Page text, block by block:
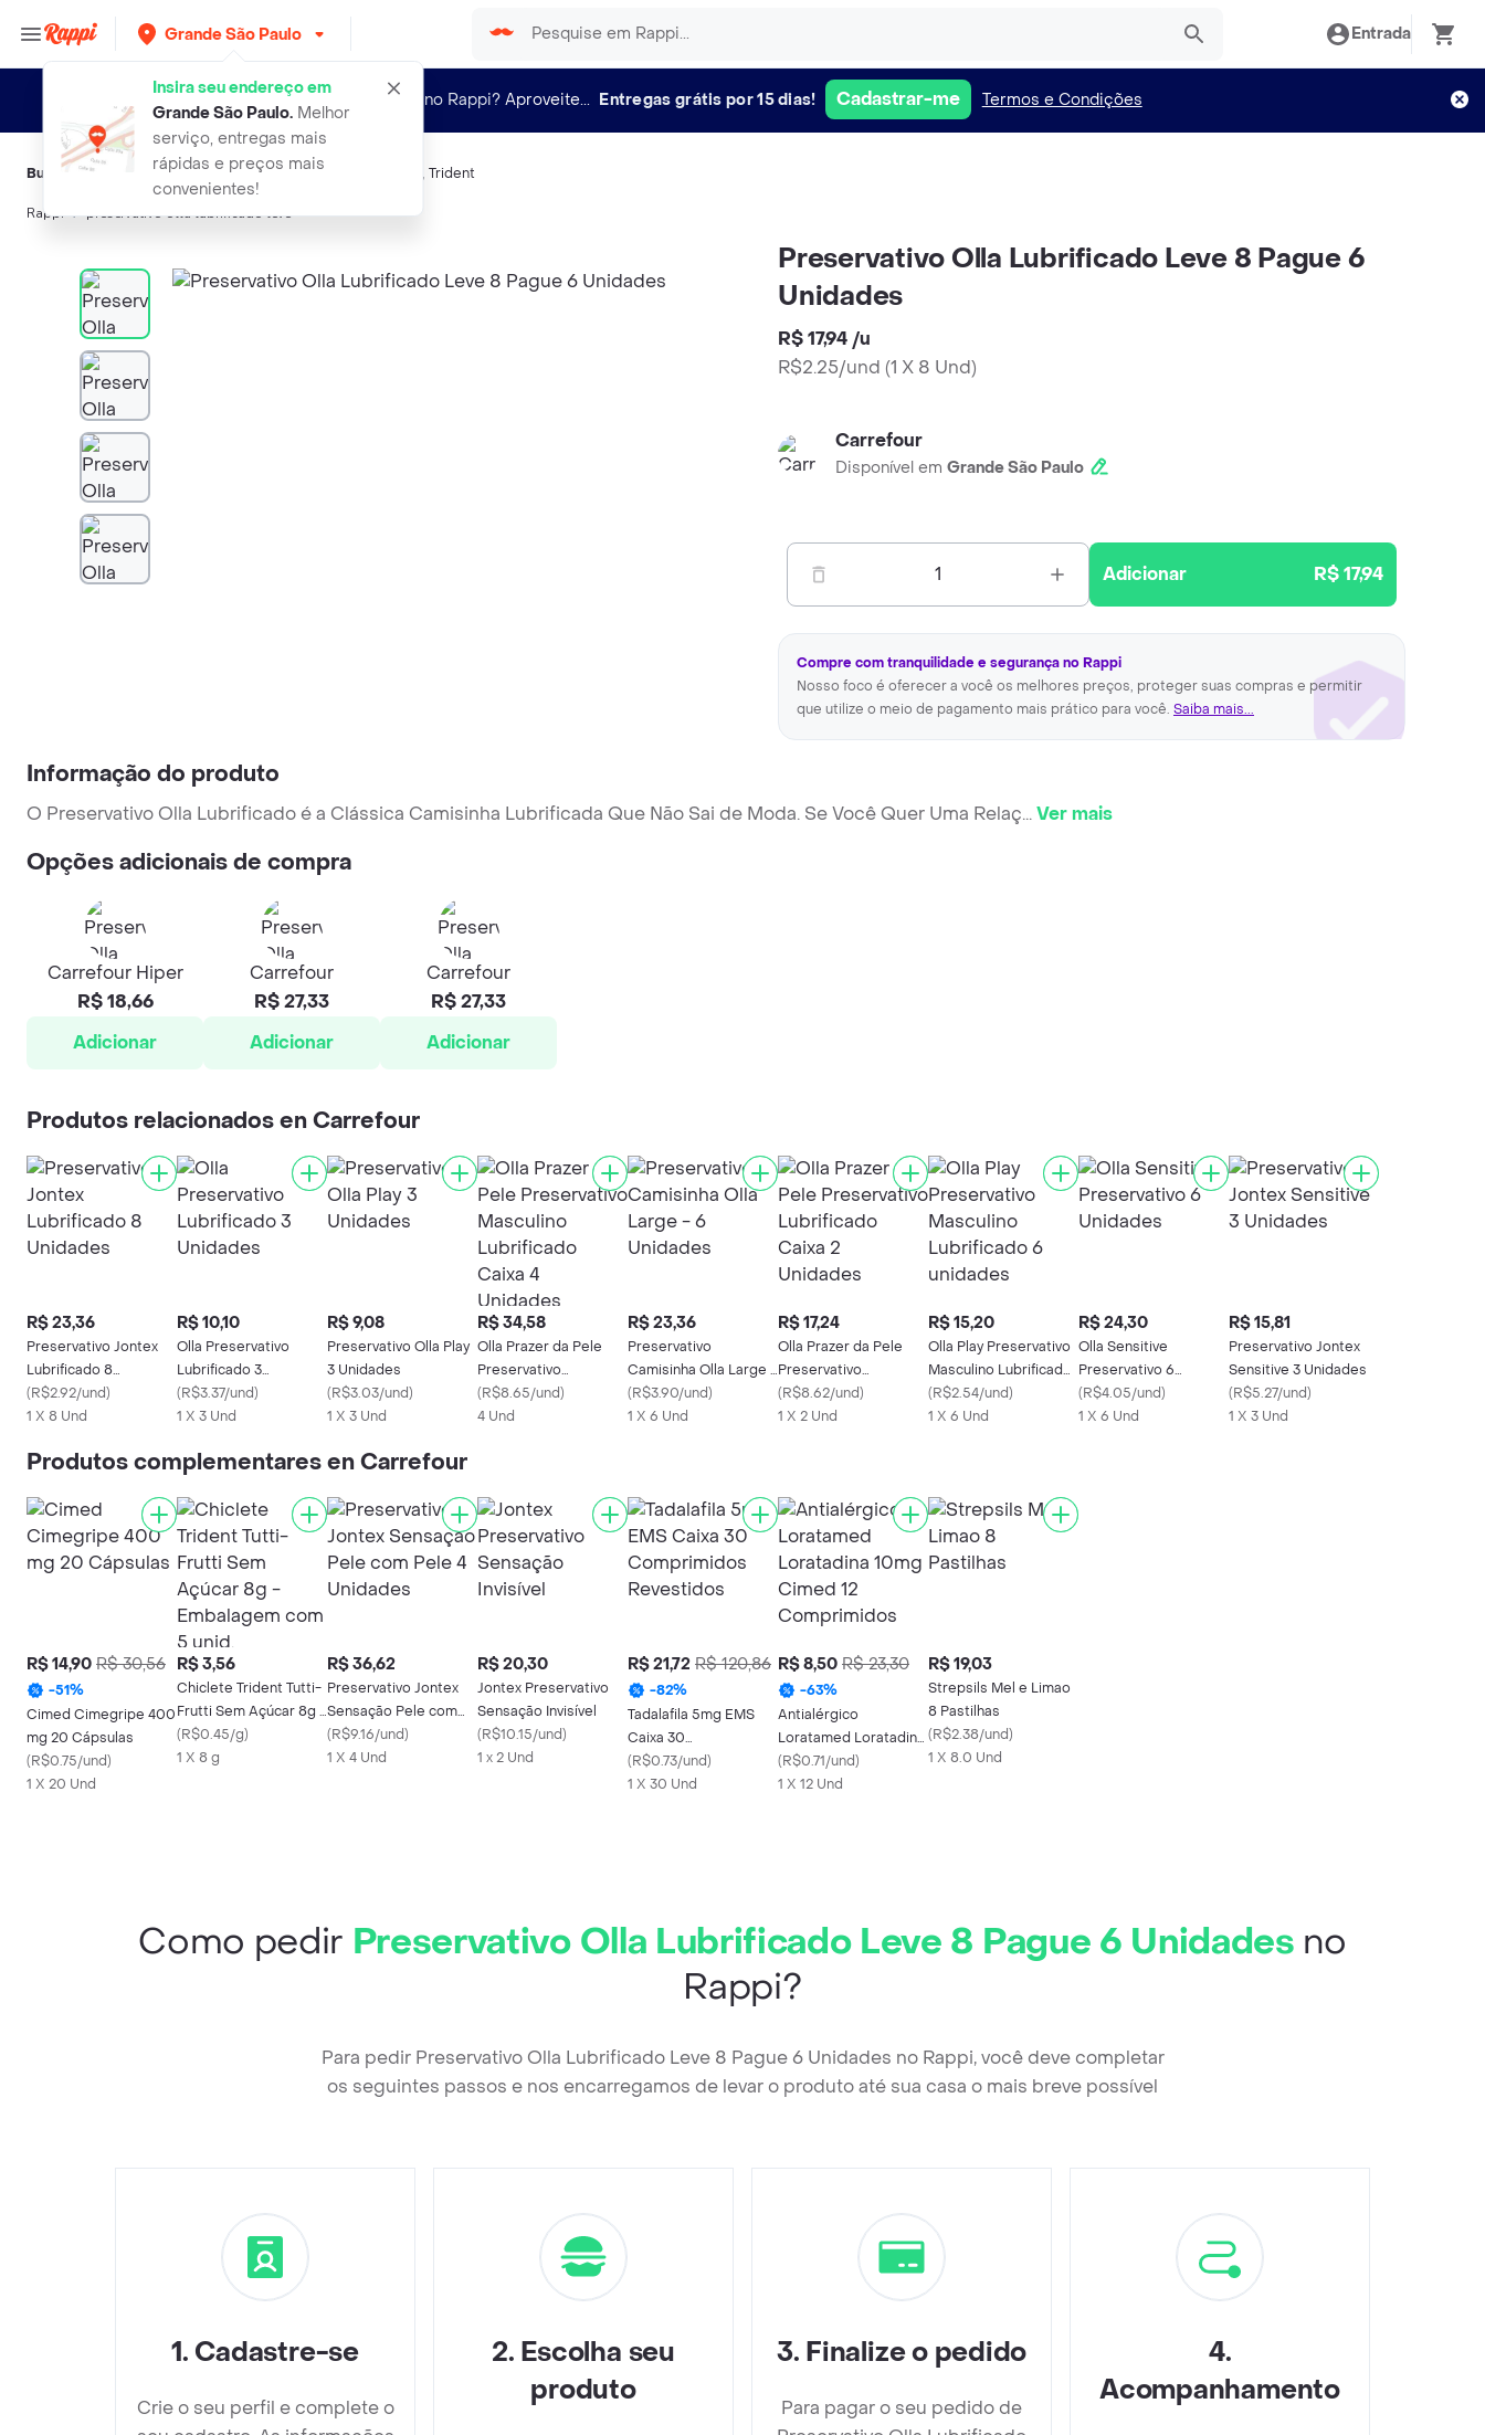
Grande São Paulo
Insira seu endereço em
Grande São Paulo.Melhor
serviço, entregas mais
rápidas e preços mais
convenientes!
Entrada
Novo no Rappi? Aproveite... Entregas grátis por 15 dias! Cadastrar-me Termos e Condições
Buscas relacionadas:Preservativos,Olla, Jontex , Trident
Rappi preservativo olla lubrificado leve
Preservativo Olla Lubrificado Leve 8 Pague 6
Unidades
R$ 17,94 /u
R$2.25/und (1 X 8 Und)
Carrefour
Disponível em Grande São Paulo
1 Adicionar R$ 17,94
Compre com tranquilidade e segurança no Rappi
Nosso foco é oferecer a você os melhores preços, proteger suas compras e permitir
que utilize o meio de pagamento mais prático para você. Saiba mais...
Informação do produto
O Preservativo Olla Lubrificado é a Clássica Camisinha Lubrificada Que Não Sai de Moda. Se Você Quer Uma Relaç...Ver mais
Opções adicionais de compra
Carrefour Hiper
R$ 18,66
Adicionar
Carrefour
R$ 27,33
Adicionar
Carrefour
R$ 27,33
Adicionar
Produtos relacionados en Carrefour
R$ 23,36
Preservativo Jontex
Lubrificado 8
Unidades
(R$2.92/und)
1 X 8 Und
R$ 10,10
Olla Preservativo
Lubrificado 3
Unidades
(R$3.37/und)
1 X 3 Und
R$ 9,08
Preservativo Olla Play
3 Unidades
(R$3.03/und)
1 X 3 Und
R$ 34,58
Olla Prazer da Pele
Preservativo
Masculino Lubrificado
Caixa 4 Unidades
(R$8.65/und)
4 Und
R$ 23,36
Preservativo
Camisinha Olla Large -
6 Unidades
(R$3.90/und)
1 X 6 Und
R$ 17,24
Olla Prazer da Pele
Preservativo
Lubrificado Caixa 2
Unidades
(R$8.62/und)
1 X 2 Und
R$ 15,20
Olla Play Preservativo
Masculino Lubrificado
6 unidades
(R$2.54/und)
1 X 6 Und
R$ 24,30
Olla Sensitive
Preservativo 6
Unidades
(R$4.05/und)
1 X 6 Und
R$ 15,81
Preservativo Jontex
Sensitive 3 Unidades
(R$5.27/und)
1 X 3 Und
Produtos complementares en Carrefour
R$ 14,90 R$ 30,56
-51%
Cimed Cimegripe 400
mg 20 Cápsulas
(R$0.75/und)
1 X 20 Und
R$ 3,56
Chiclete Trident Tutti-
Frutti Sem Açúcar 8g -
Embalagem com 5
unid.
(R$0.45/g)
1 X 8 g
R$ 36,62
Preservativo Jontex
Sensação Pele com
Pele 4 Unidades
(R$9.16/und)
1 X 4 Und
R$ 20,30
Jontex Preservativo
Sensação Invisível
(R$10.15/und)
1 x 2 Und
R$ 21,72 R$ 120,86
-82%
Tadalafila 5mg EMS
Caixa 30
Comprimidos
Revestidos
(R$0.73/und)
1 X 30 Und
R$ 8,50 R$ 23,30
-63%
Antialérgico
Loratamed Loratadina
10mg Cimed 12
Comprimidos
(R$0.71/und)
1 X 12 Und
R$ 19,03
Strepsils Mel e Limao
8 Pastilhas
(R$2.38/und)
1 X 8.0 Und
Como pedir Preservativo Olla Lubrificado Leve 8 Pague 6 Unidades no
Rappi?
Para pedir Preservativo Olla Lubrificado Leve 8 Pague 6 Unidades no Rappi, você deve completar
os seguintes passos e nos encarregamos de levar o produto até sua casa o mais breve possível
1. Cadastre-se
Crie o seu perfil e complete o
2. Escolha seu
produto
3. Finalize o pedido
Para pagar o seu pedido de
4.
Acompanhamento